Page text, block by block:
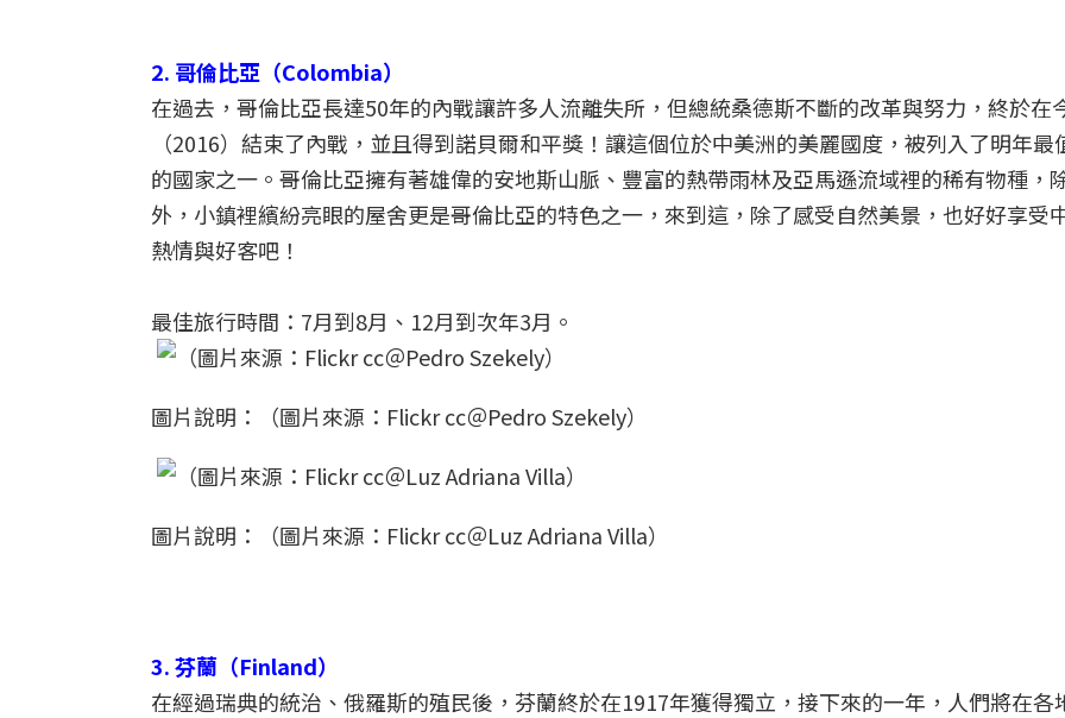
2. 哥倫比亞（Colombia）
在過去，哥倫比亞長達50年的內戰讓許多人流離失所，但總統桑德斯不斷的改革與努力，終於在
（2016）結束了內戰，並且得到諾貝爾和平獎！讓這個位於中美洲的美麗國度，被列入了明年最
的國家之一。哥倫比亞擁有著雄偉的安地斯山脈、豐富的熱帶雨林及亞馬遜流域裡的稀有物種，
外，小鎮裡繽紛亮眼的屋舍更是哥倫比亞的特色之一，來到這，除了感受自然美景，也好好享受
熱情與好客吧！
最佳旅行時間：7月到8月、12月到次年3月。
圖片說明：（圖片來源：Flickr cc＠Pedro Szekely）
圖片說明：（圖片來源：Flickr cc＠Luz Adriana Villa）
3. 芬蘭（Finland）
在經過瑞典的統治、俄羅斯的殖民後，芬蘭終於在1917年獲得獨立，接下來的一年，人們將在各